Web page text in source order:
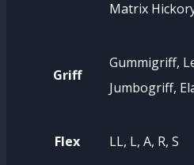
Matrix
Griff
Gummigriff,
Jumbogriff,
Flex LL, L, A, R, S